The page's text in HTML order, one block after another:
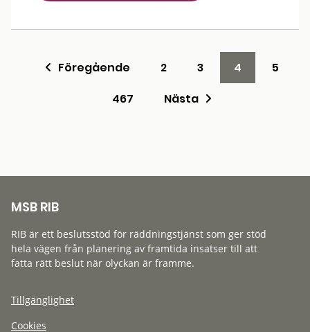
Föregående 2 3 4
5
467
Nästa
MSB RIB
RIB är ett beslutsstöd för räddningstjänst som ger stöd
hela vägen från planering av framtida insatser till att
fatta rätt beslut när olyckan är framme.
Tillgänglighet
Cookies